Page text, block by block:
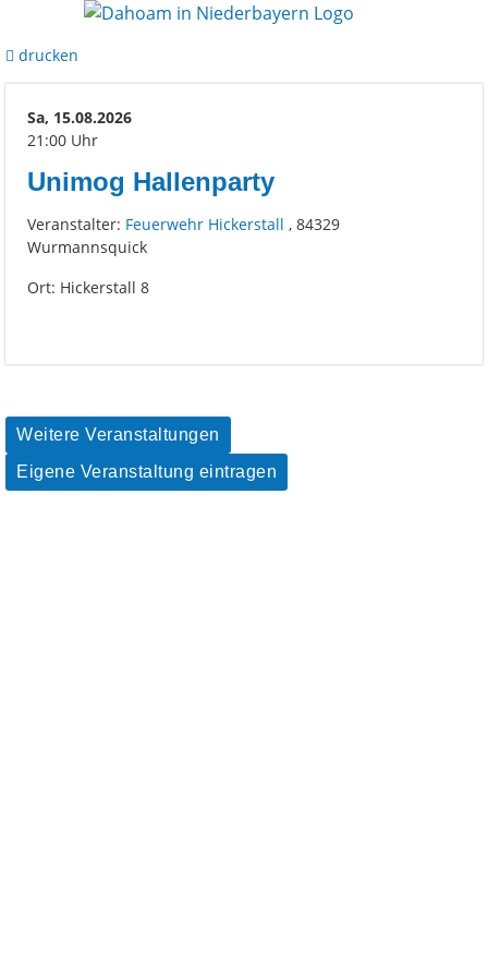
drucken
Sa, 15.08.2026
21:00 Uhr
Unimog Hallenparty
Veranstalter: Feuerwehr Hickerstall , 84329
Wurmannsquick
Ort: Hickerstall 8
Weitere Veranstaltungen
Eigene Veranstaltung eintragen